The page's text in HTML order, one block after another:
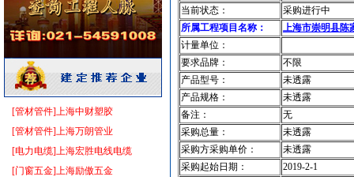
[管材管件]上海中财塑胶
[管材管件]上海万朗管业
[电力电缆]上海宏胜电线电缆
[门窗五金]上海励傲五金
智能建筑 [采购中]
抛光砖石 [采购中]
消防稳压泵
[采购中]
供水设备
钢管 [采购中]
消防火警 [采购中]
高级地砖 [采购中]
铝扣版 [采购中]
当前状态：
采购进行中
所属工程项目名称：
上海市崇明县陈
计量单位：
要求品牌：
不限
产品型号：
未透露
产品规格：
未透露
备注：
无
采购总量：
未透露
采购方采购单价：
未透露
采购起始日期：
2019-2-1